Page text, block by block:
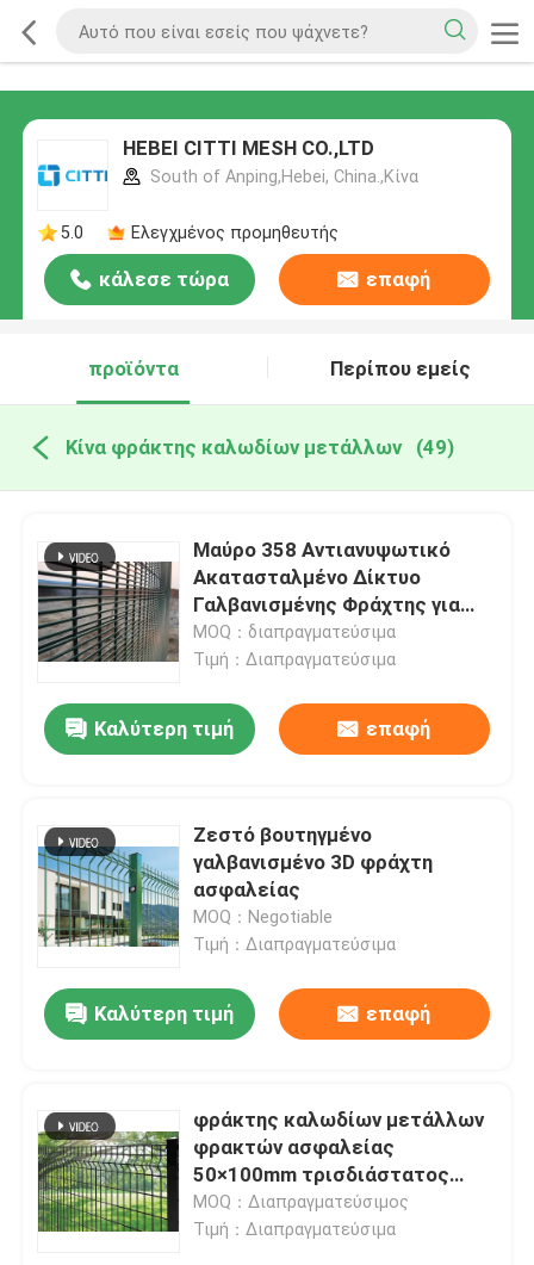
HEBEI CITTI MESH CO.,LTD
South of Anping,Hebei, China.,Κίνα
5.0 Ελεγχμένος προμηθευτής
κάλεσε τώρα επαφή
προϊόντα Περίπου εμείς
Κίνα φράκτης καλωδίων μετάλλων (49)
Μαύρο 358 Αντιανυψωτικό
Ακατασταλμένο Δίκτυο
Γαλβανισμένης Φράχτης για
υψηλότερη αντοχή
MOQ：διαπραγματεύσιμα
Τιμή：Διαπραγματεύσιμα
Καλύτερη τιμή επαφή
Ζεστό βουτηγμένο
γαλβανισμένο 3D φράχτη
ασφαλείας
MOQ：Negotiable
Τιμή：Διαπραγματεύσιμα
Καλύτερη τιμή επαφή
φράκτης καλωδίων μετάλλων
φρακτών ασφαλείας
50×100mm τρισδιάστατος
5mm με την τετραγωνική θέση
MOQ：Διαπραγματεύσιμος
Τιμή：Διαπραγματεύσιμα